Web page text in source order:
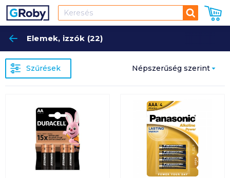
Keresés
Elemek, izzók (22)
Szűrések Népszerűség szerint
Ár szerint növekvő
Ár szerint csökkenő
Egységár szerint